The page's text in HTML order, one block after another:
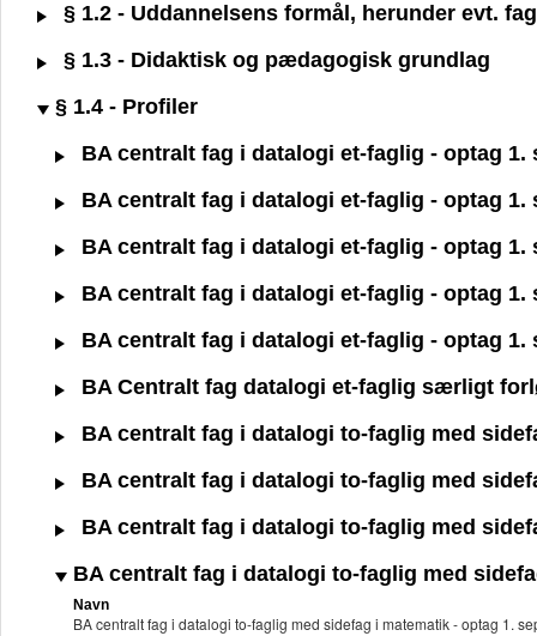
§ 1.2 - Uddannelsens formål, herunder evt.
§ 1.3 - Didaktisk og pædagogisk grundlag
§ 1.4 - Profiler
BA centralt fag i datalogi et-faglig - optag 1.
BA centralt fag i datalogi et-faglig - optag 1.
BA centralt fag i datalogi et-faglig - optag 1.
BA centralt fag i datalogi et-faglig - optag 1.
BA centralt fag i datalogi et-faglig - optag 1.
BA Centralt fag datalogi et-faglig særligt
BA centralt fag i datalogi to-faglig med
BA centralt fag i datalogi to-faglig med
BA centralt fag i datalogi to-faglig med
BA centralt fag i datalogi to-faglig med
Navn
BA centralt fag i datalogi to-faglig med sidefag i matematik - optag 1.